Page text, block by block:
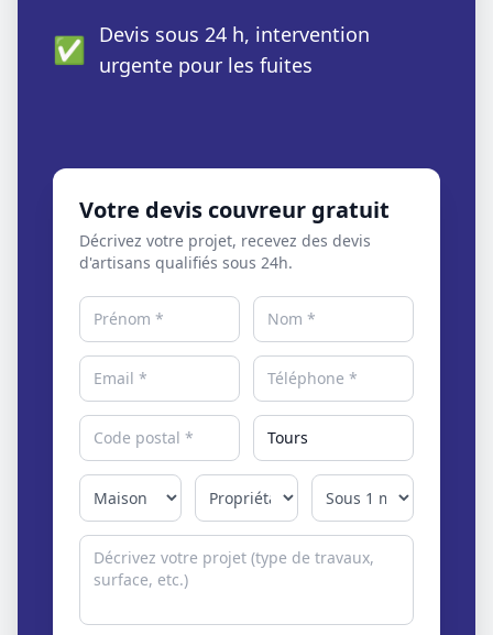
✅ Devis sous 24 h, intervention
urgente pour les fuites
Votre devis couvreur gratuit
Décrivez votre projet, recevez des devis
d'artisans qualifiés sous 24h.